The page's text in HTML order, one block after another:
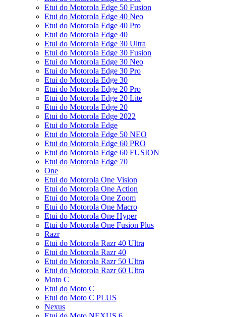
Etui do Motorola Edge 50 Fusion
Etui do Motorola Edge 40 Neo
Etui do Motorola Edge 40 Pro
Etui do Motorola Edge 40
Etui do Motorola Edge 30 Ultra
Etui do Motorola Edge 30 Fusion
Etui do Motorola Edge 30 Neo
Etui do Motorola Edge 30 Pro
Etui do Motorola Edge 30
Etui do Motorola Edge 20 Pro
Etui do Motorola Edge 20 Lite
Etui do Motorola Edge 20
Etui do Motorola Edge 2022
Etui do Motorola Edge
Etui do Motorola Edge 50 NEO
Etui do Motorola Edge 60 PRO
Etui do Motorola Edge 60 FUSION
Etui do Motorola Edge 70
One
Etui do Motorola One Vision
Etui do Motorola One Action
Etui do Motorola One Zoom
Etui do Motorola One Macro
Etui do Motorola One Hyper
Etui do Motorola One Fusion Plus
Razr
Etui do Motorola Razr 40 Ultra
Etui do Motorola Razr 40
Etui do Motorola Razr 50 Ultra
Etui do Motorola Razr 60 Ultra
Moto C
Etui do Moto C
Etui do Moto C PLUS
Nexus